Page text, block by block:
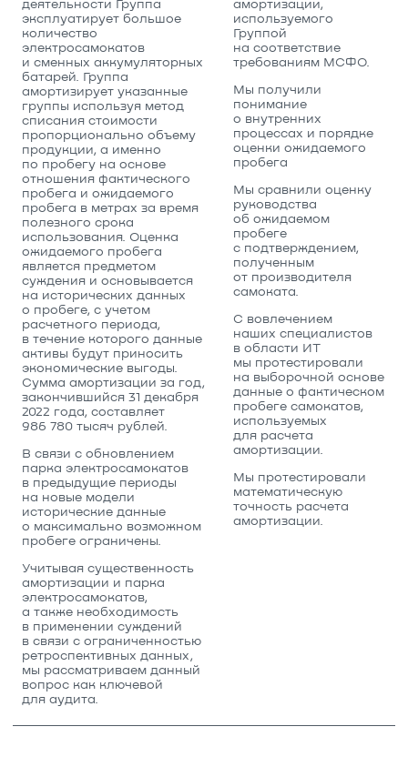
деятельности Группа
эксплуатирует большое
количество
электросамокатов
и сменных аккумуляторных
батарей. Группа
амортизирует указанные
группы используя метод
списания стоимости
пропорционально объему
продукции, а именно
по пробегу на основе
отношения фактического
пробега и ожидаемого
пробега в метрах за время
полезного срока
использования. Оценка
ожидаемого пробега
является предметом
суждения и основывается
на исторических данных
о пробеге, с учетом
расчетного периода,
в течение которого данные
активы будут приносить
экономические выгоды.
Сумма амортизации за год,
закончившийся 31 декабря
2022 года, составляет
986 780 тысяч рублей.
В связи с обновлением
парка электросамокатов
в предыдущие периоды
на новые модели
исторические данные
о максимально возможном
пробеге ограничены.
Учитывая существенность
амортизации и парка
электросамокатов,
а также необходимость
в применении суждений
в связи с ограниченностью
ретроспективных данных,
мы рассматриваем данный
вопрос как ключевой
для аудита.
амортизации,
используемого
Группой
на соответствие
требованиям МСФО.
Мы получили
понимание
о внутренних
процессах и порядке
оценки ожидаемого
пробега
Мы сравнили оценку
руководства
об ожидаемом
пробеге
с подтверждением,
полученным
от производителя
самоката.
С вовлечением
наших специалистов
в области ИТ
мы протестировали
на выборочной основе
данные о фактическом
пробеге самокатов,
используемых
для расчета
амортизации.
Мы протестировали
математическую
точность расчета
амортизации.